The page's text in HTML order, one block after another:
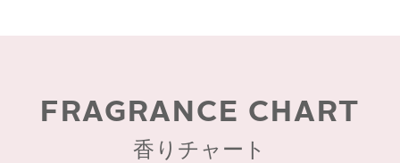
FRAGRANCE CHART
香りチャート